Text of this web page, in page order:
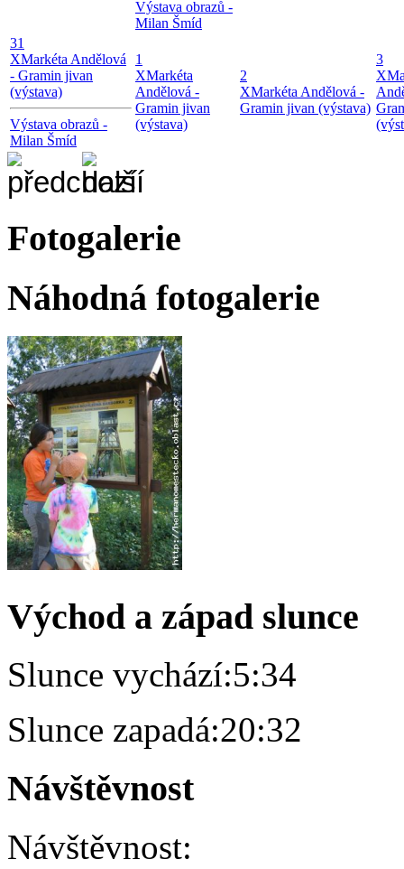
Výstava obrazů -
Milan Šmíd
31
XMarkéta Andělová
- Gramin jivan
(výstava)
Výstava obrazů -
Milan Šmíd
1
XMarkéta
Andělová -
Gramin jivan
(výstava)
2
XMarkéta Andělová -
Gramin jivan (výstava)
3
X
Fotogalerie
Náhodná fotogalerie
Východ a západ slunce
Slunce vychází:5:34
Slunce zapadá:20:32
Návštěvnost
Návštěvnost: